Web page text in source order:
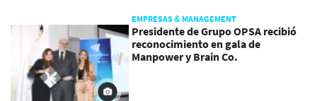
EMPRESAS & MANAGEMENT
Presidente de Grupo OPSA recibió
reconocimiento en gala de
Manpower y Brain Co.